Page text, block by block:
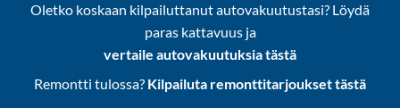
Oletko koskaan kilpailuttanut autovakuutustasi? Löydä
paras kattavuus ja
vertaile autovakuutuksia tästä
Remontti tulossa? Kilpailuta remonttitarjoukset tästä